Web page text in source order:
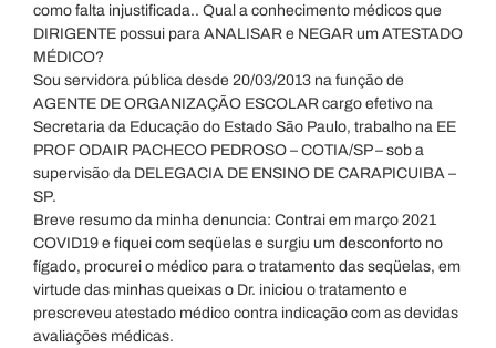
como falta injustificada.. Qual a conhecimento médicos que
DIRIGENTE possui para ANALISAR e NEGAR um ATESTADO
MÉDICO?
Sou servidora pública desde 20/03/2013 na função de
AGENTE DE ORGANIZAÇÃO ESCOLAR cargo efetivo na
Secretaria da Educação do Estado São Paulo, trabalho na EE
PROF ODAIR PACHECO PEDROSO – COTIA/SP – sob a
supervisão da DELEGACIA DE ENSINO DE CARAPICUIBA –
SP.
Breve resumo da minha denuncia: Contrai em março 2021
COVID19 e fiquei com seqüelas e surgiu um desconforto no
fígado, procurei o médico para o tratamento das seqüelas, em
virtude das minhas queixas o Dr. iniciou o tratamento e
prescreveu atestado médico contra indicação com as devidas
avaliações médicas.